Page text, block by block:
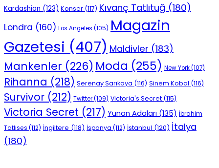
Kardashian (123) Konser (117) Kıvanç Tatlıtuğ (180)
Londra (160) Los Angeles (105) Magazin
Gazetesi (407) Maldivler (183)
Mankenler (226) Moda (255) New York(107)
Rihanna (218) Serenay Sarıkaya (116) Sinem Kobal (116)
Survivor (212) Twitter(109) Victoria's Secret (115)
Victoria Secret (217) Yunan Adaları (135) İbrahim
Tatlıses (112) İngiltere (118) İspanya (112) İstanbul (120) İtalya
(180)